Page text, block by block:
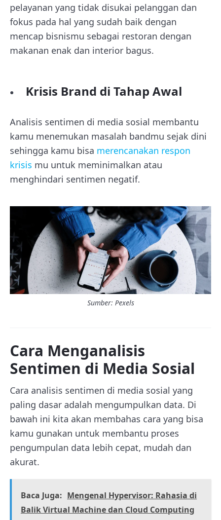
pelayanan yang tidak disukai pelanggan dan
fokus pada hal yang sudah baik dengan
mencap bisnismu sebagai restoran dengan
makanan enak dan interior bagus.
Krisis Brand di Tahap Awal
Analisis sentimen di media sosial membantu
kamu menemukan masalah bandmu sejak dini
sehingga kamu bisa merencanakan respon
krisis mu untuk meminimalkan atau
menghindari sentimen negatif.
Sumber: Pexels
Cara Menganalisis
Sentimen di Media Sosial
Cara analisis sentimen di media sosial yang
paling dasar adalah mengumpulkan data. Di
bawah ini kita akan membahas cara yang bisa
kamu gunakan untuk membantu proses
pengumpulan data lebih cepat, mudah dan
akurat.
Baca Juga: Mengenal Hypervisor: Rahasia di
Balik Virtual Machine dan Cloud Computing